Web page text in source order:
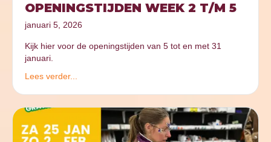
OPENINGSTIJDEN WEEK 2 T/M 5
januari 5, 2026
Kijk hier voor de openingstijden van 5 tot en met 31
januari.
Lees verder...